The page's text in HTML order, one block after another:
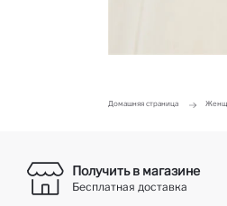
Домашняя страница
Получить в магазине
Бесплатная доставка